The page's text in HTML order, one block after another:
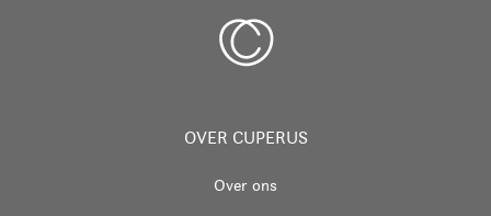
OVER CUPERUS
Over ons